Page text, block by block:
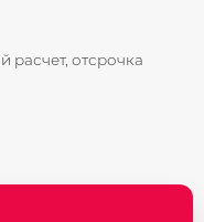
расчет, отсрочка